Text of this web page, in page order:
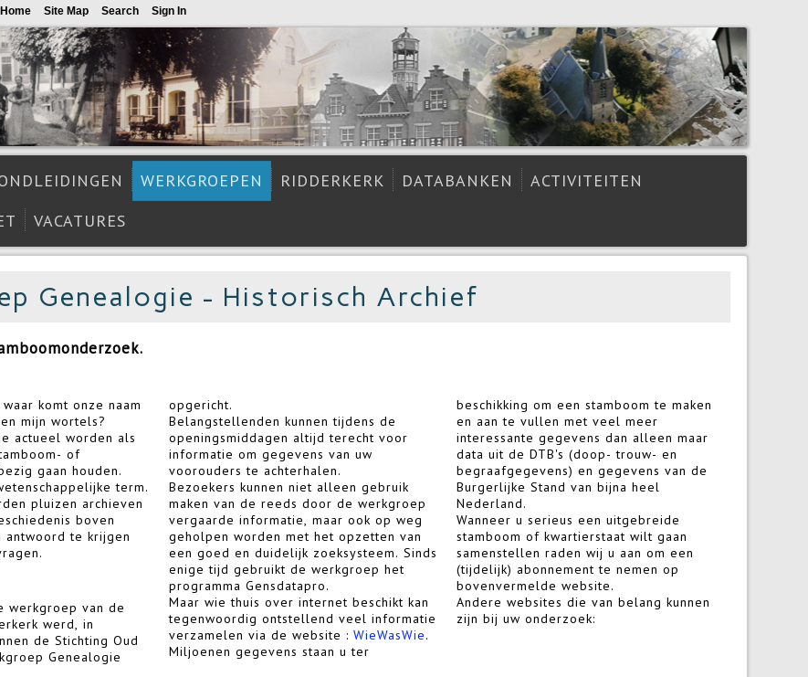
WERKGROEPEN RIDDERKERK DATABANKEN
ACTIVITEITEN
VACATURES
Genealogie - Historisch Archief
komt onze naam
mijn wortels?
actueel worden als
of
gaan houden.
term.
pluizen archieven
boven
te krijgen
werkgroep van de
werd, in
de Stichting Oud
Genealogie
opgericht.
Belangstellenden kunnen tijdens de
openingsmiddagen altijd terecht voor
informatie om gegevens van uw
voorouders te achterhalen.
Bezoekers kunnen niet alleen gebruik
maken van de reeds door de werkgroep
vergaarde informatie, maar ook op weg
geholpen worden met het opzetten van
een goed en duidelijk zoeksysteem. Sinds
enige tijd gebruikt de werkgroep het
programma Gensdatapro.
Maar wie thuis over internet beschikt kan
tegenwoordig ontstellend veel informatie
verzamelen via de website :WieWasWie.
Miljoenen gegevens staan u ter
beschikking om een stamboom te maken
en aan te vullen met veel meer
interessante gegevens dan alleen maar
data uit de DTB's (doop- trouw- en
begraafgegevens) en gegevens van de
Burgerlijke Stand van bijna heel
Nederland.
Wanneer u serieus een uitgebreide
stamboom of kwartierstaat wilt gaan
samenstellen raden wij u aan om een
(tijdelijk) abonnement te nemen op
bovenvermelde website.
Andere websites die van belang kunnen
zijn bij uw onderzoek:
Home Site Map Search Sign In